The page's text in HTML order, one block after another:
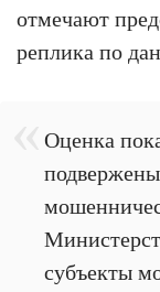
отмечают
реплика по
Оценка
субъекты